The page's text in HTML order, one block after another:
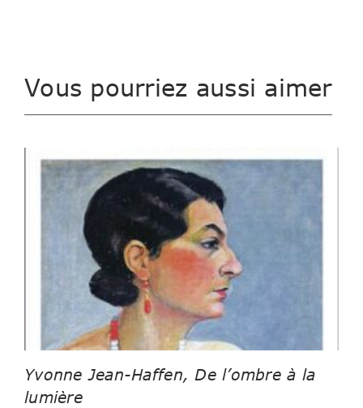
Vous pourriez aussi aimer
Yvonne Jean-Haffen, De l’ombre à la
lumière